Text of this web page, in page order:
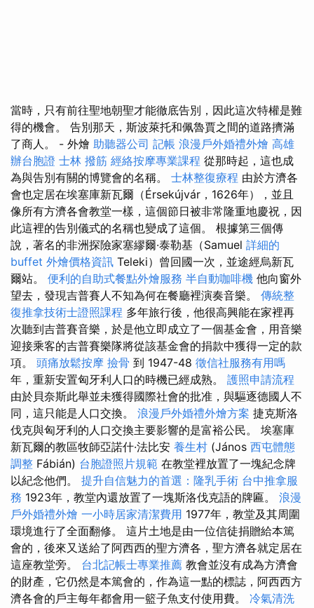
當時，只有前往聖地朝聖才能徹底告別，因此這次特權是難
得的機會。 告別那天，斯波萊托和佩魯賈之間的道路擠滿
了商人。 - 外燴 助聽器公司 記帳 浪漫戶外婚禮外燴 高雄
辦台胞證 士林 撥筋 經絡按摩專業課程 從那時起，這也成
為與告別有關的博覽會的名稱。 士林整復療程 由於方濟各
會也定居在埃塞庫新瓦爾（Érsekújvár，1626年），並且
像所有方濟各會教堂一樣，這個節日被非常隆重地慶祝，因
此這裡的告別儀式的名稱也變成了這個。 根據第三個傳
說，著名的非洲探險家塞繆爾·泰勒基（Samuel 詳細的
buffet 外燴價格資訊 Teleki）曾回國一次，並途經烏新瓦
爾站。 便利的自助式餐點外燴服務 半自動咖啡機 他向窗外
望去，發現吉普賽人不知為何在餐廳裡演奏音樂。 傳統整
復推拿技術士證照課程 多年旅行後，他很高興能在家裡再
次聽到吉普賽音樂，於是他立即成立了一個基金會，用音樂
迎接乘客的吉普賽樂隊將從該基金會的捐款中獲得一定的款
項。 頭痛放鬆按摩 撿骨 到 1947-48 徵信社服務有用嗎
年，重新安置匈牙利人口的時機已經成熟。 護照申請流程
由於貝奈斯此舉並未獲得國際社會的批准，與驅逐德國人不
同，這只能是人口交換。 浪漫戶外婚禮外燴方案 捷克斯洛
伐克與匈牙利的人口交換主要影響的是富裕公民。 埃塞庫
新瓦爾的教區牧師亞諾什·法比安 養生村 (János 西屯體態
調整 Fábián) 台胞證照片規範 在教堂裡放置了一塊紀念牌
以紀念他們。 提升自信魅力的首選：隆乳手術 台中推拿服
務 1923年，教堂內還放置了一塊斯洛伐克語的牌匾。 浪漫
戶外婚禮外燴 一小時居家清潔費用 1977年，教堂及其周圍
環境進行了全面翻修。 這片土地是由一位信徒捐贈給本篤
會的，後來又送給了阿西西的聖方濟各，聖方濟各就定居在
這座教堂旁。 台北記帳士專業推薦 教會並沒有成為方濟會
的財產，它仍然是本篤會的，作為這一點的標誌，阿西西方
濟各會的戶主每年都會用一籃子魚支付使用費。 冷氣清洗